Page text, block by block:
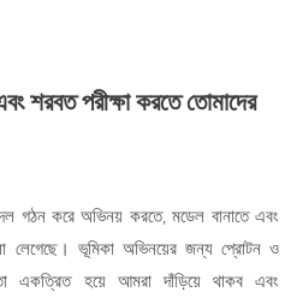
শরবত পরীক্ষা করতে তোমাদের
দল গঠন করে অভিনয় করতে, মডেল বানাতে এবং
লেগেছে। ভূমিকা অভিনয়ের জন্য প্রোটন ও
একত্রিত হয়ে আমরা দাঁড়িয়ে থাকব এবং